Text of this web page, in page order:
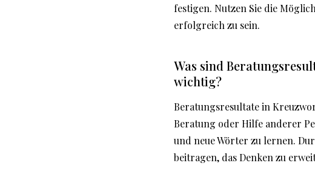
festigen. Nutzen Sie die
erfolgreich zu sein.
Was sind
wichtig?
Beratungsresultate in
Beratung oder Hilfe anderer
und neue Wörter zu lernen.
beitragen, das Denken zu